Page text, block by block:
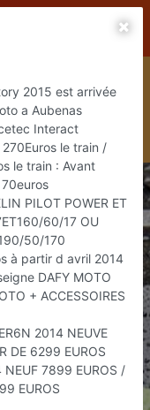
Play Store
pour suivre vos
!
2015 est arrivée
a Aubenas
Interact
le train /
le train : Avant
PILOT POWER ET
60/17 OU
50/170
à partir d avril 2014
DAFY MOTO
+ ACCESSOIRES
2014 NEUVE
DE 6299 EUROS
7899 EUROS /
EUROS